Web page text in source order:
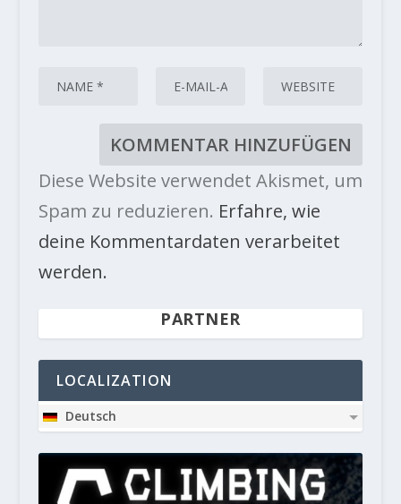
Diese Website verwendet Akismet, um
Spam zu reduzieren. Erfahre, wie
deine Kommentardaten verarbeitet
werden.
PARTNER
LOCALIZATION
Deutsch